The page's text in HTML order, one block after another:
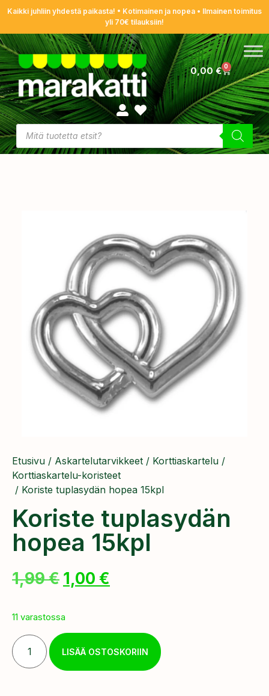
Kaikki juhliin yhdestä paikasta! • Kotimainen ja nopea • Ilmainen toimitus
yli 70€ tilauksiin!
0,00€ 0
Etusivu / Askartelutarvikkeet / Korttiaskartelu /
Korttiaskartelu-koristeet
/ Koriste tuplasydän hopea 15kpl
Koriste tuplasydän
hopea 15kpl
1,99€ 1,00 €
11 varastossa
LISÄÄ OSTOSKORIIN